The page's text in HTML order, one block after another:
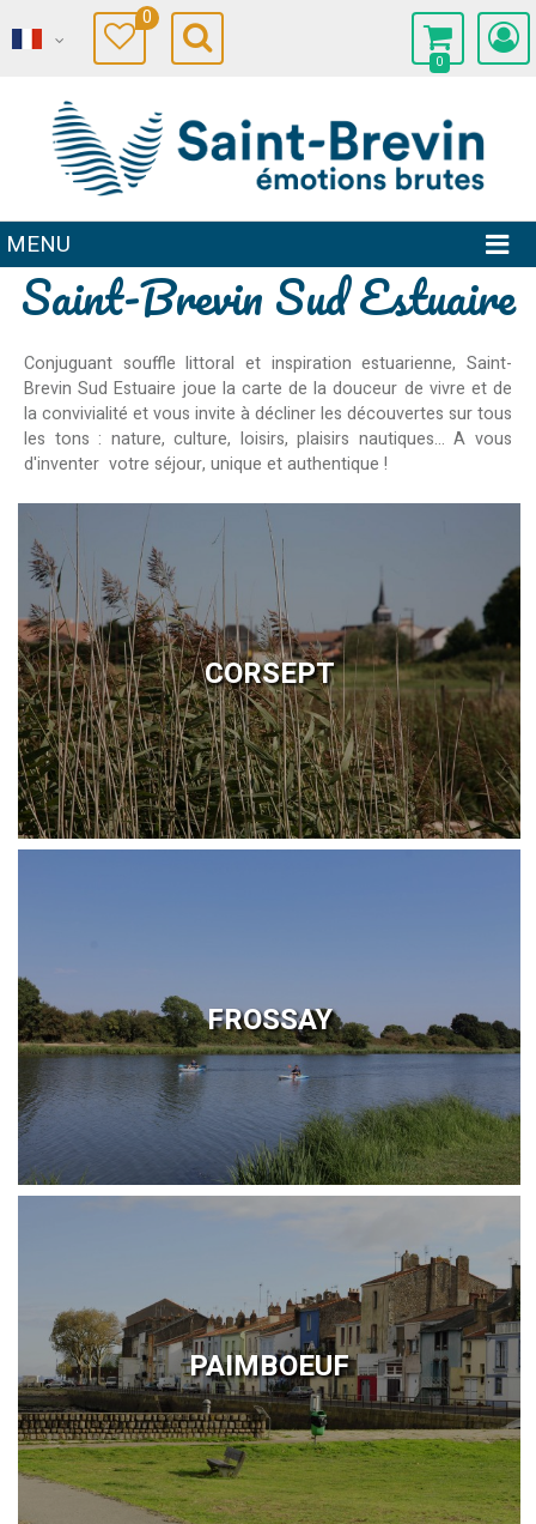
0
0
MENU
Saint-Brevin Sud Estuaire
Conjuguant souffle littoral et inspiration estuarienne, Saint-
Brevin Sud Estuaire joue la carte de la douceur de vivre et de
la convivialité et vous invite à décliner les découvertes sur tous
les tons : nature, culture, loisirs, plaisirs nautiques... A vous
d'inventer votre séjour, unique et authentique !
CORSEPT
FROSSAY
PAIMBOEUF